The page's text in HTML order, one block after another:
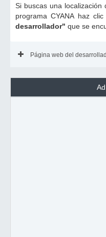
Si buscas una
programa CYANA haz
desarrollador" que se
Página web del
Ad